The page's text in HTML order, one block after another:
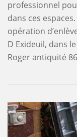
professionnel
dans ces
opération
D Exideuil, dans
Roger antiquité